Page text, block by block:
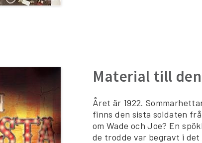
Material till
Året är 1922.
finns den sista soldaten
om Wade och Joe? En
de trodde var begravt i